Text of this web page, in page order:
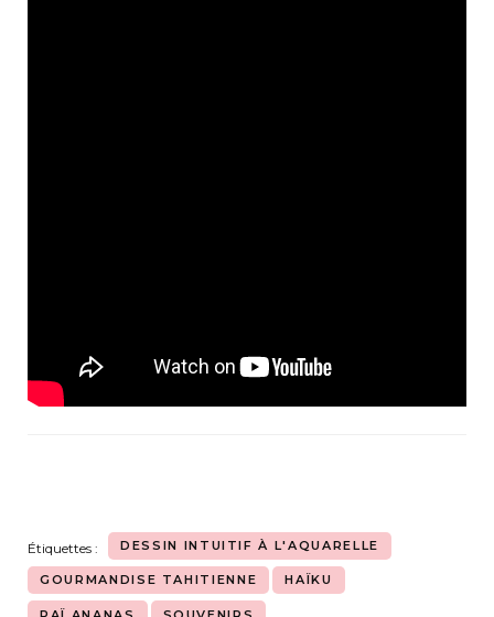
Étiquettes : DESSIN INTUITIF À L'AQUARELLE
GOURMANDISE TAHITIENNE HAÏKU